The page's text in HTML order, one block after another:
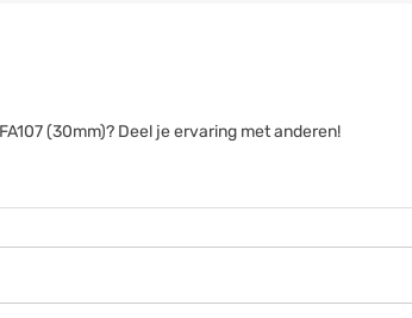
(30mm)? Deel je ervaring met anderen!